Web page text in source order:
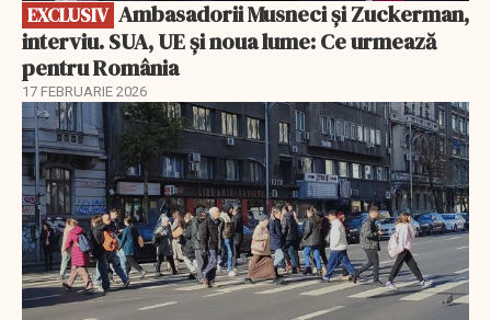
EXCLUSIV
interviu. SUA, UE și noua lume: Ce urmează
pentru România
17 FEBRUARIE 2026